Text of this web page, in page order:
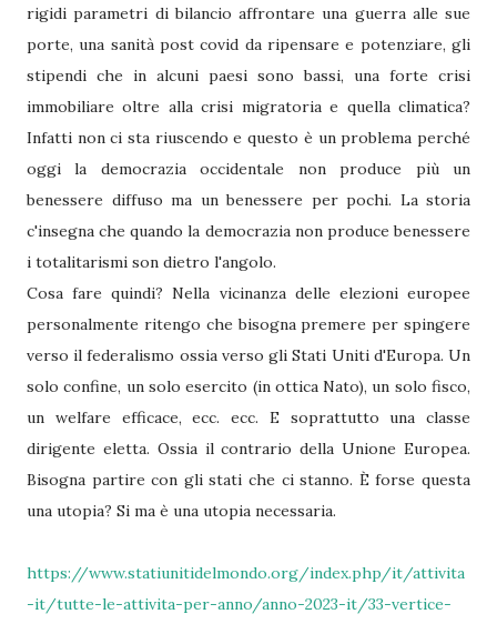
rigidi parametri di bilancio affrontare una guerra alle sue
porte, una sanità post covid da ripensare e potenziare, gli
stipendi che in alcuni paesi sono bassi, una forte crisi
immobiliare oltre alla crisi migratoria e quella climatica?
Infatti non ci sta riuscendo e questo è un problema perché
oggi la democrazia occidentale non produce più un
benessere diffuso ma un benessere per pochi. La storia
c'insegna che quando la democrazia non produce benessere
i totalitarismi son dietro l'angolo.
Cosa fare quindi? Nella vicinanza delle elezioni europee
personalmente ritengo che bisogna premere per spingere
verso il federalismo ossia verso gli Stati Uniti d'Europa. Un
solo confine, un solo esercito (in ottica Nato), un solo fisco,
un welfare efficace, ecc. ecc. E soprattutto una classe
dirigente eletta. Ossia il contrario della Unione Europea.
Bisogna partire con gli stati che ci stanno. È forse questa
una utopia? Si ma è una utopia necessaria.
https://www.statiunitidelmondo.org/index.php/it/attivita
-it/tutte-le-attivita-per-anno/anno-2023-it/33-vertice-